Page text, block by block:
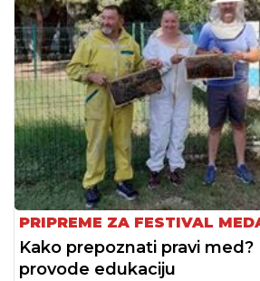
PRIPREME ZA FESTIVAL
Kako prepoznati pravi med?
provode edukaciju